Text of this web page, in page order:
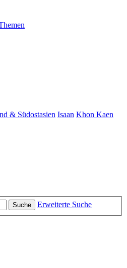
& Südostasien Isaan Khon Kaen
Suche
Erweiterte Suche